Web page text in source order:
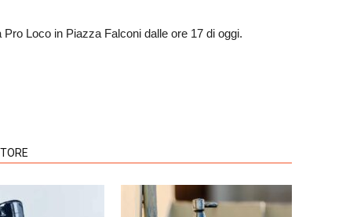
Loco in Piazza Falconi dalle ore 17 di oggi.